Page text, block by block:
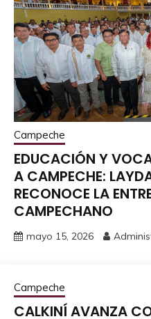
Campeche
EDUCACIÓN Y
A CAMPECHE:
RECONOCE LA
CAMPECHANO
mayo 15, 2026
Campeche
CALKINÍ AVANZA